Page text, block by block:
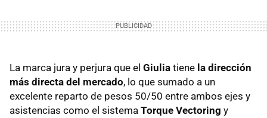
La marca jura y perjura que el Giulia tiene la dirección
más directa del mercado, lo que sumado a un
excelente reparto de pesos 50/50 entre ambos ejes y
asistencias como el sistema Torque Vectoring y